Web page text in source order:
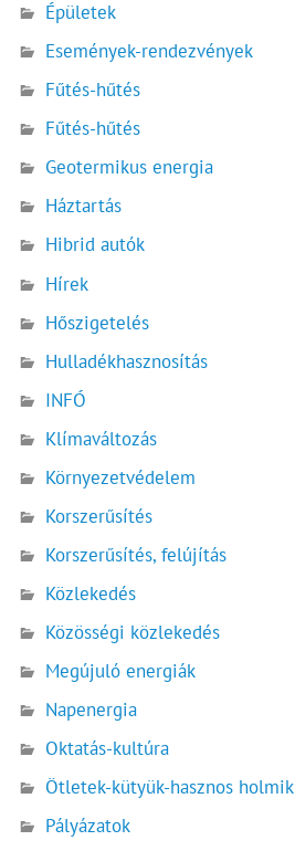
Épületek
Események-rendezvények
Fűtés-hűtés
Fűtés-hűtés
Geotermikus energia
Háztartás
Hibrid autók
Hírek
Hőszigetelés
Hulladékhasznosítás
INFÓ
Klímaváltozás
Környezetvédelem
Korszerűsítés
Korszerűsítés, felújítás
Közlekedés
Közösségi közlekedés
Megújuló energiák
Napenergia
Oktatás-kultúra
Ötletek-kütyük-hasznos holmik
Pályázatok